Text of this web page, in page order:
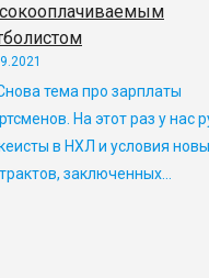
тема про зарплаты
На этот раз у нас
в НХЛ и условия
заключенных…